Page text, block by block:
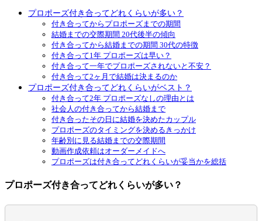
プロポーズ付き合ってどれくらいが多い？
付き合ってからプロポーズまでの期間
結婚までの交際期間 20代後半の傾向
付き合ってから結婚までの期間 30代の特徴
付き合って1年 プロポーズは早い？
付き合って一年でプロポーズされないと不安？
付き合って2ヶ月で結婚は決まるのか
プロポーズ付き合ってどれくらいがベスト？
付き合って2年 プロポーズなしの理由とは
社会人の付き合ってから結婚まで
付き合ったその日に結婚を決めたカップル
プロポーズのタイミングを決めるきっかけ
年齢別に見る結婚までの交際期間
動画作成依頼はオーダーメイドへ
プロポーズは付き合ってどれくらいが妥当かを総括
プロポーズ付き合ってどれくらいが多い？